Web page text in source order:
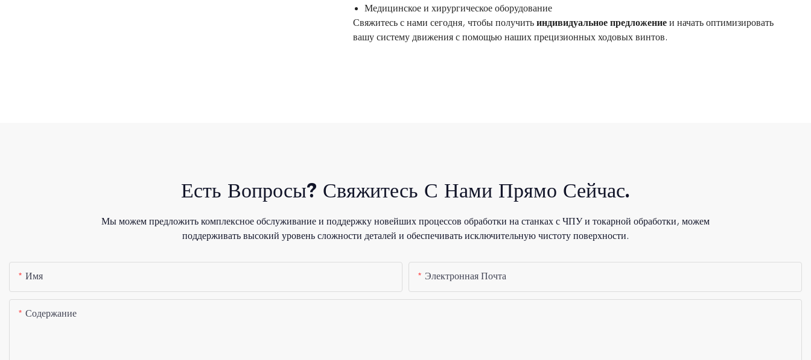
Медицинское и хирургическое оборудование
Свяжитесь с нами сегодня, чтобы получить индивидуальное предложение и начать оптимизировать
вашу систему движения с помощью наших прецизионных ходовых винтов.
Есть Вопросы? Свяжитесь С Нами Прямо Сейчас.
Мы можем предложить комплексное обслуживание и поддержку новейших процессов обработки на станках с ЧПУ и токарной обработки, можем
поддерживать высокий уровень сложности деталей и обеспечивать исключительную чистоту поверхности.
Имя Электронная Почта
Содержание